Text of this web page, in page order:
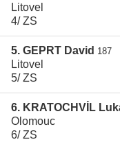
Litovel
4/ ZS
5. GEPRT David 187
Litovel
5/ ZS
6. KRATOCHVÍL
Olomouc
6/ ZS